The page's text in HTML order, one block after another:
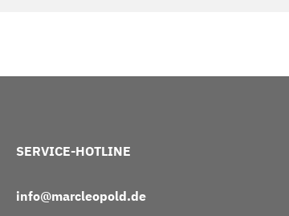
SERVICE-HOTLINE
info@marcleopold.de